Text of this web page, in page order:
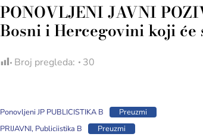
PONOVLJENI JAVNI
Bosni i Hercegovini koji će
Broj pregleda: 30
Ponovljeni JP PUBLICISTIKA B
Preuzmi
PRIJAVNI, Publiciistika B
Preuzmi